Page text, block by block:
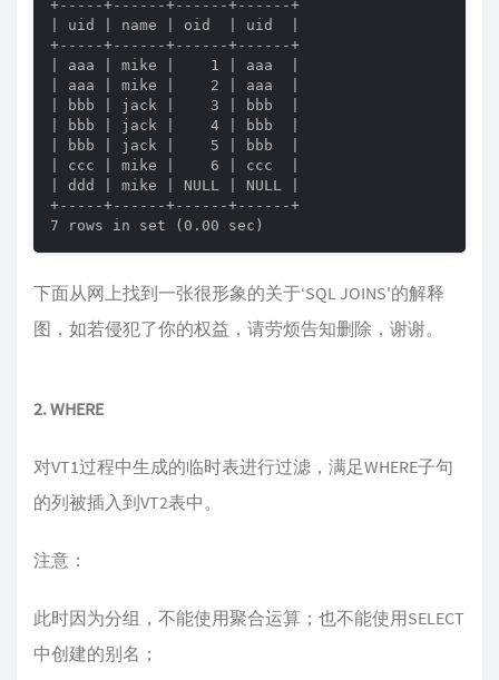
+-----+------+------+------+
| uid | name | oid  | uid  |
+-----+------+------+------+
| aaa | mike |    1 | aaa  |
| aaa | mike |    2 | aaa  |
| bbb | jack |    3 | bbb  |
| bbb | jack |    4 | bbb  |
| bbb | jack |    5 | bbb  |
| ccc | mike |    6 | ccc  |
| ddd | mike | NULL | NULL |
+-----+------+------+------+
7 rows in set (0.00 sec)
下面从网上找到一张很形象的关于‘SQL JOINS'的解释
图，如若侵犯了你的权益，请劳烦告知删除，谢谢。
2. WHERE
对VT1过程中生成的临时表进行过滤，满足WHERE子句
的列被插入到VT2表中。
注意：
此时因为分组，不能使用聚合运算；也不能使用SELECT
中创建的别名；